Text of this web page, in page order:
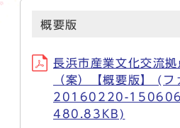
概要版
長浜市産業文化交流
（案）【概要版】 (フ
20160220-
480.83KB)